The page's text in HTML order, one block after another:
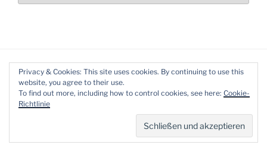
Datenschutzerklärung
Privacy & Cookies: This site uses cookies. By continuing to use this
website, you agree to their use.
To find out more, including how to control cookies, see here: Cookie-
Richtlinie